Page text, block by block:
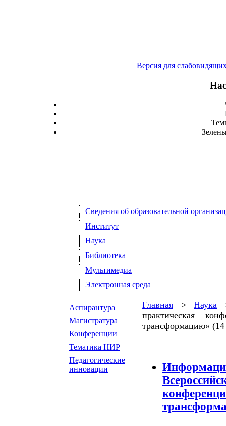
Версия для
Сведения об образовательной
Институт
Наука
Библиотека
Мультимедиа
Электронная среда
Аспирантура
Магистратура
Конференции
Тематика НИР
Педагогические
инновации
Главная > Наука
практическая
трансформацию» (14